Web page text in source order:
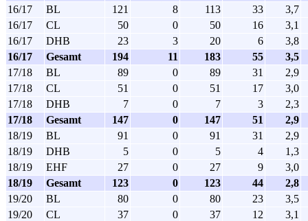
16/17
BL 121 8 113 33
3,7
16/17
CL 50 0 50 16
3,1
16/17
DHB 23 3 20 6
3,8
16/17
Gesamt 194 11 183 55
3,5
17/18
BL 89 0 89 31
2,9
17/18
CL 51 0 51 17
3,0
17/18
DHB 7 0 7 3
2,3
17/18
Gesamt 147 0 147 51
2,9
18/19
BL 91 0 91 31
2,9
18/19
DHB 5 0 5 4
1,3
18/19
EHF 27 0 27 9
3,0
18/19
Gesamt 123 0 123 44
2,8
19/20
BL 80 0 80 23
3,5
19/20
CL 37 0 37 12
3,1